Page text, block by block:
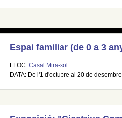
Espai familiar (de 0 a 3
LLOC: Casal Mira-sol
DATA: De l'1 d'octubre al 20 de